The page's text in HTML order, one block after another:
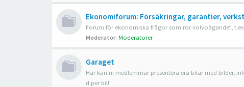
Ekonomiforum: Försäkringar, garantier,
Forum för ekonomiska frågor som rör volvoägandet,
Moderator: Moderatorer
Garaget
Här kan ni medlemmar presentera era bilar med bilder,
d per bil!